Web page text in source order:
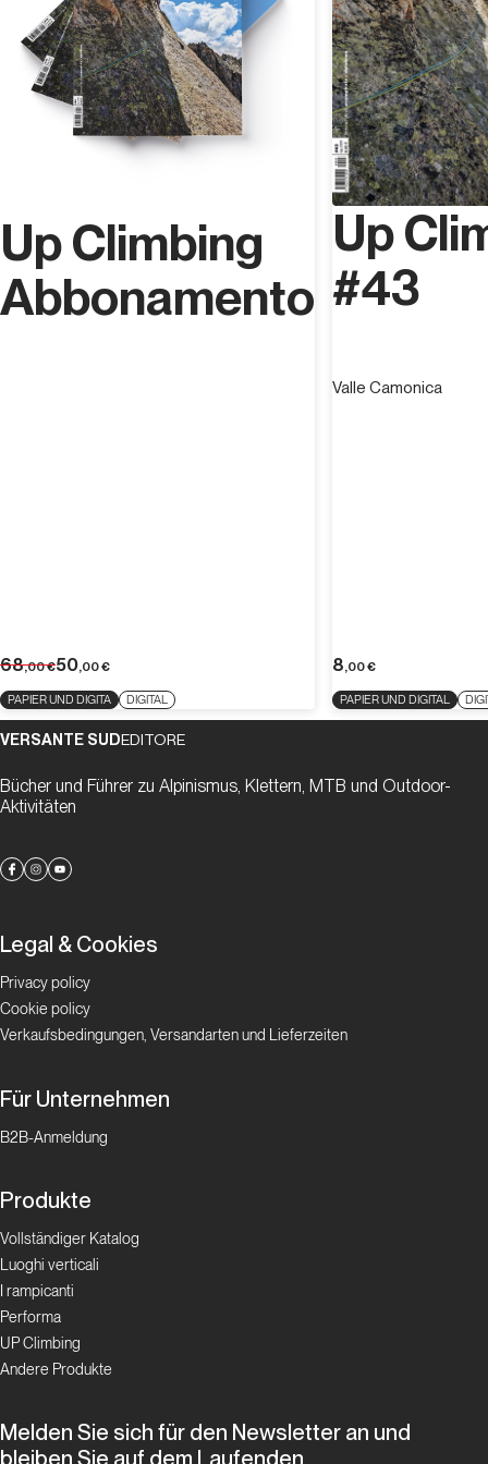
Up Climbing
Abbonamento
68,00€50,00€
PAPIER UND DIGITA DIGITAL
Up
#43
Valle Camonica
8,00€
PAPIER UND DIGITAL
VERSANTE SUDEDITORE
Bücher und Führer zu Alpinismus, Klettern, MTB und Outdoor-
Aktivitäten
Legal & Cookies
Privacy policy
Cookie policy
Verkaufsbedingungen, Versandarten und Lieferzeiten
Für Unternehmen
B2B-Anmeldung
Produkte
Vollständiger Katalog
Luoghi verticali
I rampicanti
Performa
UP Climbing
Andere Produkte
Melden Sie sich für den Newsletter an und
bleiben Sie auf dem Laufenden.